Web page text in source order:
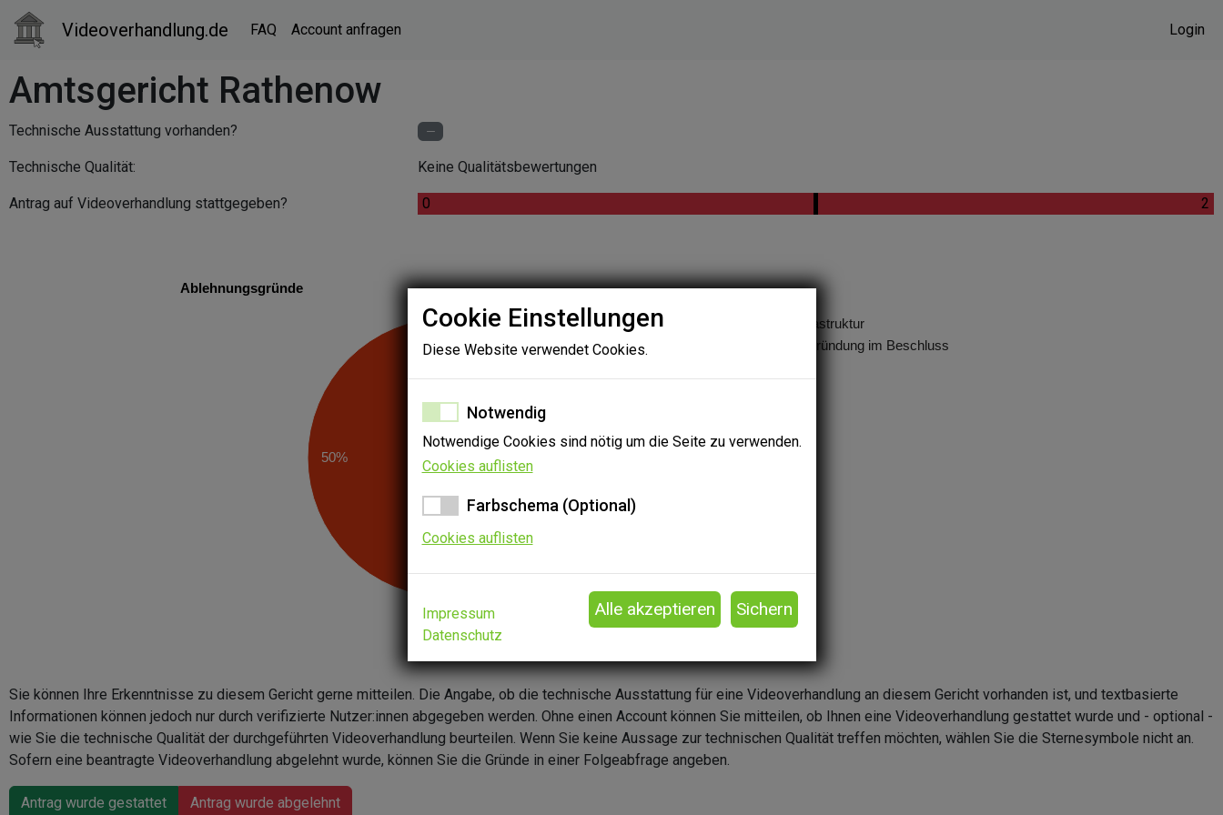
Videoverhandlung.de FAQ Account anfragen Login
Amtsgericht Rathenow
Technische Ausstattung vorhanden?
Technische Qualität: Keine Qualitätsbewertungen
Antrag auf Videoverhandlung stattgegeben? 0 2
Ablehnungsgründe
Keine Infrastruktur
Keine Begründung im Beschluss
50%
Sie können Ihre Erkenntnisse zu diesem Gericht gerne mitteilen. Die Angabe, ob die technische Ausstattung für eine Videoverhandlung an diesem Gericht vorhanden ist, und textbasierte
Informationen können jedoch nur durch verifizierte Nutzer:innen abgegeben werden. Ohne einen Account können Sie mitteilen, ob Ihnen eine Videoverhandlung gestattet wurde und - optional -
wie Sie die technische Qualität der durchgeführten Videoverhandlung beurteilen. Wenn Sie keine Aussage zur technischen Qualität treffen möchten, wählen Sie die Sternesymbole nicht an.
Sofern eine beantragte Videoverhandlung abgelehnt wurde, können Sie die Gründe in einer Folgeabfrage angeben.
Antrag wurde gestattet Antrag wurde abgelehnt
Cookie Einstellungen
Diese Website verwendet Cookies.
Notwendig
Notwendige Cookies sind nötig um die Seite zu verwenden.
Cookies auflisten
Farbschema (Optional)
Cookies auflisten
Impressum
Datenschutz